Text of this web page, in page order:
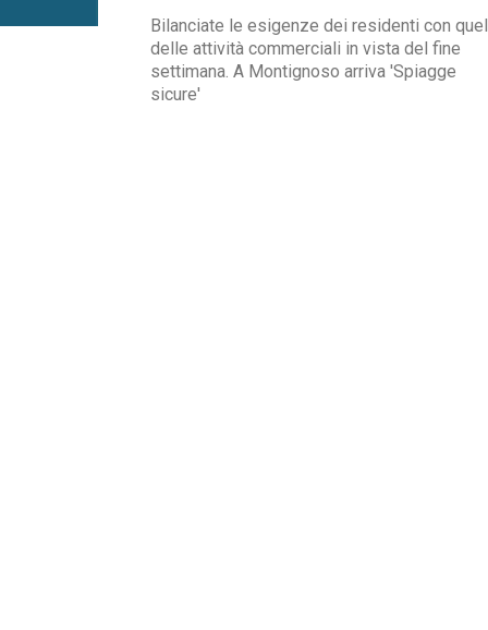
Bilanciate le esigenze dei residenti con
delle attività commerciali in vista del fine
settimana. A Montignoso arriva 'Spiagge
sicure'